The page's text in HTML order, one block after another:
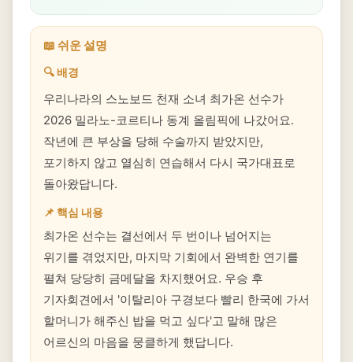
📖 쉬운 설명
🔍 배경
우리나라의 스노보드 천재 소녀 최가온 선수가
2026 밀라노-코르티나 동계 올림픽에 나갔어요.
작년에 큰 부상을 당해 수술까지 받았지만,
포기하지 않고 열심히 연습해서 다시 국가대표로
돌아왔답니다.
📌 핵심 내용
최가온 선수는 결선에서 두 번이나 넘어지는
위기를 겪었지만, 마지막 기회에서 완벽한 연기를
펼쳐 당당히 금메달을 차지했어요. 우승 후
기자회견에서 '이탈리아 구경보다 빨리 한국에 가서
할머니가 해주신 밥을 먹고 싶다'고 말해 많은
어르신의 마음을 뭉클하게 했답니다.